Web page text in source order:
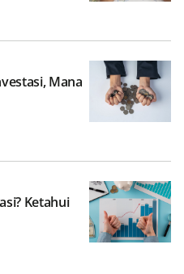
Mana
Ketahui